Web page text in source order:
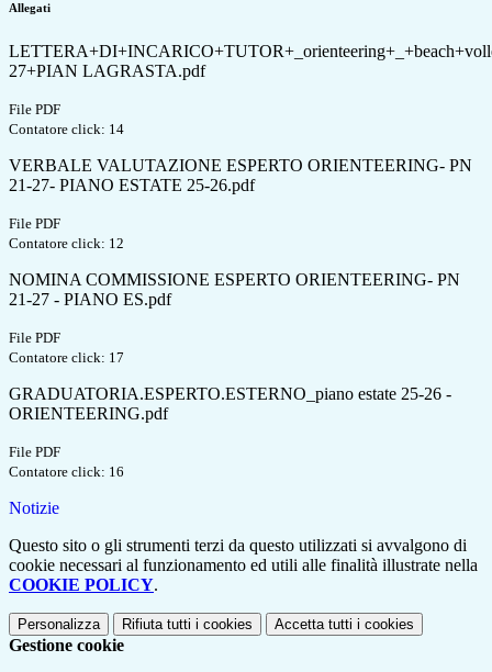
Allegati
27+PIAN LAGRASTA.pdf
File PDF
Contatore click: 14
VERBALE VALUTAZIONE ESPERTO ORIENTEERING- PN
21-27- PIANO ESTATE 25-26.pdf
File PDF
Contatore click: 12
NOMINA COMMISSIONE ESPERTO ORIENTEERING- PN
21-27 - PIANO ES.pdf
File PDF
Contatore click: 17
GRADUATORIA.ESPERTO.ESTERNO_piano estate 25-26 -
ORIENTEERING.pdf
File PDF
Contatore click: 16
Notizie
Questo sito o gli strumenti terzi da questo utilizzati si avvalgono di
cookie necessari al funzionamento ed utili alle finalità illustrate nella
COOKIE POLICY.
Personalizza Rifiuta tutti i cookies Accetta tutti i cookies
Gestione cookie